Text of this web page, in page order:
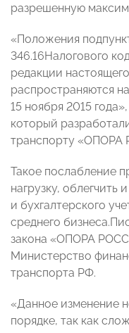
разрешенную
«Положения
346.16Налогового
редакции
распространяются
15 ноября 2015
который
транспорту «ОПОРА
Такое послабление
нагрузку, облегчить
и бухгалтерского
среднего
закона «ОПОРА
Министерство
транспорта РФ.
«Данное изменение
порядке, так как